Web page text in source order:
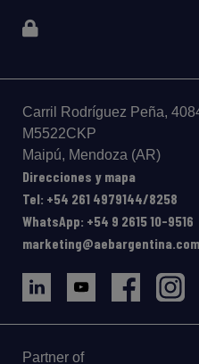
Carril Rodríguez Peña,
M5522CKP
Maipú, Mendoza (AR)
Direcciones y mapa
Tel: +54 261 4979144/8258
WhatsApp: +54 9 2615 10-9516
Partner of